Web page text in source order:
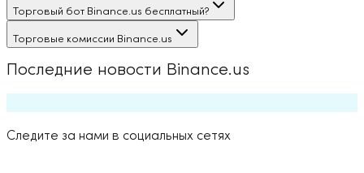
Торговый бот Binance.us бесплатный?
Торговые комиссии Binance.us
Последние новости Binance.us
Следите за нами в социальных сетях